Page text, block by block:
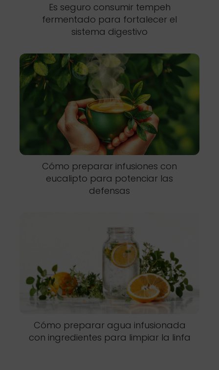
Es seguro consumir tempeh
fermentado para fortalecer el
sistema digestivo
Cómo preparar infusiones con
eucalipto para potenciar las
defensas
Cómo preparar agua infusionada
con ingredientes para limpiar la linfa